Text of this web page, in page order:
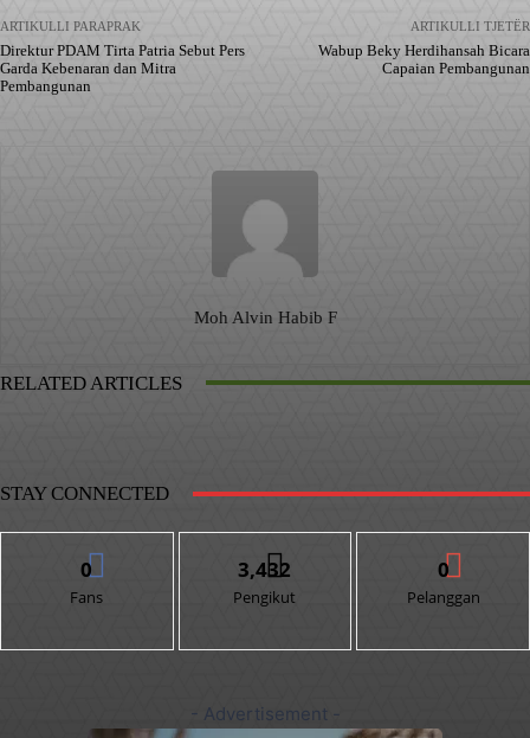
ARTIKULLI PARAPRAK
Direktur PDAM Tirta Patria Sebut Pers
Garda Kebenaran dan Mitra
Pembangunan
ARTIKULLI TJETËR
Wabup Beky Herdihansah Bicara
Capaian Pembangunan
Moh Alvin Habib F
RELATED ARTICLES
STAY CONNECTED
0
Fans
3,432
Pengikut
0
Pelanggan
- Advertisement -